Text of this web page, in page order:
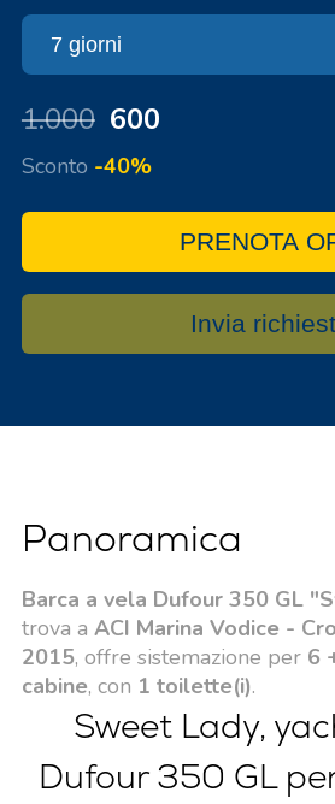
1.000 600
Sconto -40%
PRENOTA
Invia
Panoramica
Barca a vela Dufour 350 GL
trova a ACI Marina Vodice -
2015, offre sistemazione per 6
cabine, con 1 toilette(i).
Sweet Lady,
Dufour 350 GL